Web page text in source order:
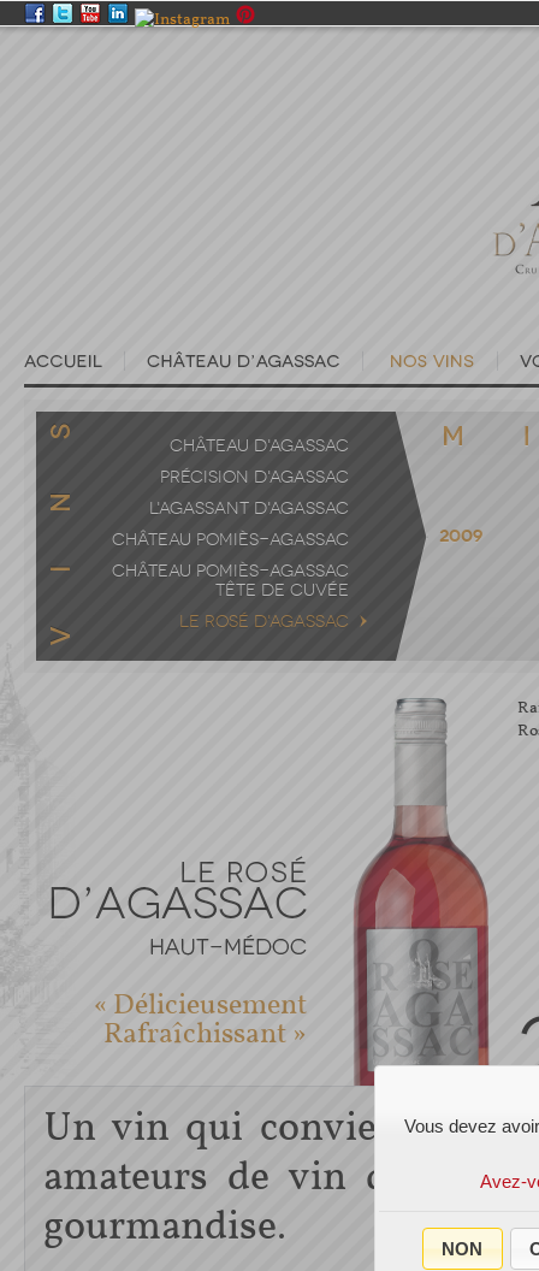
CHÂTEAU D'AGASSAC
PRÉCISION D'AGASSAC
L'AGASSANT D'AGASSAC
CHÂTEAU POMIÈS-AGASSAC
CHÂTEAU POMIÈS-AGASSAC
TÊTE DE CUVÉE
LE ROSÉ D'AGASSAC
2009
« Délicieusement
Rafraîchissant »
Un vin qui conviendra à
amateurs de vin de
gourmandise.
Vous devez
Avez-
NON